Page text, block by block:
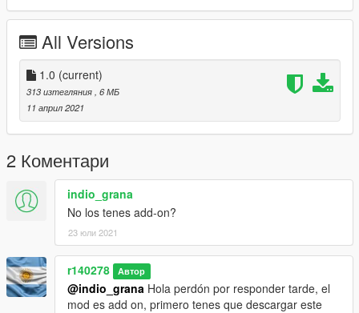
1) https://www.gta5-mods.com/tools/packfile-limit-adjuster
2) https://www.gta5-mods.com/tools/heap-limit-adjuster-600-
mb-of-heap
3) https://es.gta5-mods.com/misc/gta-5-gameconfig-300-cars
*PUEDES VER ESTE VIDEO DE YOUTUBE DE COMO
INSTALAR VEHICULOS ADD ON : https://youtu.be/SErXyA-
roQk
•••••••••••••••••••••••••••••••••••••••••••••••••••••••••••••••••
Argentine Presidential Helicopter (paintjobs)
•••••••••••••••••••••••••••••••••••••••••••••••••••••••••••••••••
Install Path :: Mods / Update / X64 / Dlcpacks / vh60n / Dlc.rpf /
X64 / Levels / Gta5 / Vehicles.rpf
All Versions
1.0 (current)
313 изтегляния , 6 МБ
11 април 2021
2 Коментари
indio_grana
No los tenes add-on?
23 юли 2021
r140278 Автор
@indio_grana Hola perdón por responder tarde, el
mod es add on, primero tenes que descargar este